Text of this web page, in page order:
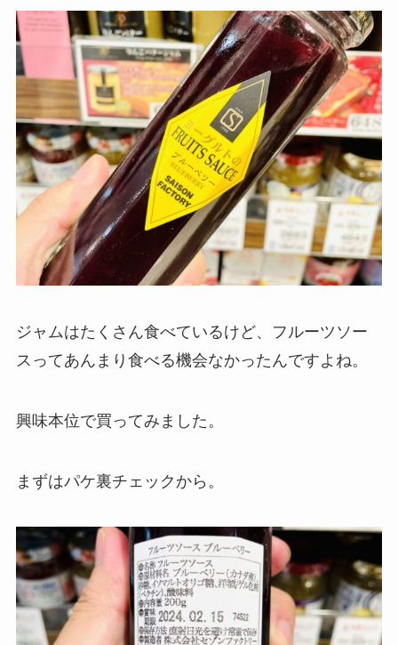
ジャムはたくさん食べているけど、フルーツソー
スってあんまり食べる機会なかったんですよね。
興味本位で買ってみました。
まずはパケ裏チェックから。